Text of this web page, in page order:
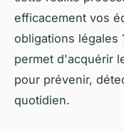
efficacement vos
obligations légales
permet d'acquérir
pour prévenir,
quotidien.